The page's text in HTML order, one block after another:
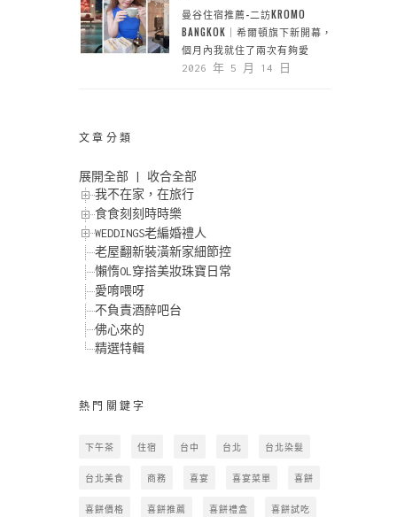
曼谷住宿推薦-二訪KROMO
BANGKOK｜希爾頓旗下新開幕，一
個月內我就住了兩次有夠愛
2026 年 5 月 14 日
文章分類
展開全部
收合全部
我不在家，在旅行
食食刻刻時時樂
WEDDINGS老編婚禮人
老屋翻新裝潢新家細節控
懶惰OL穿搭美妝珠寶日常
愛唷喂呀
不負責酒醉吧台
佛心來的
精選特輯
熱門關鍵字
下午茶 住宿 台中 台北 台北染髮
台北美食 商務 喜宴 喜宴菜單 喜餅
喜餅價格 喜餅推薦 喜餅禮盒 喜餅試吃